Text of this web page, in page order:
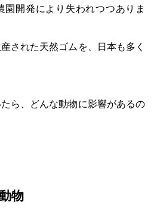
園開発により失われつつありま
された天然ゴムを、日本も多く
ら、どんな動物に影響があるの
物